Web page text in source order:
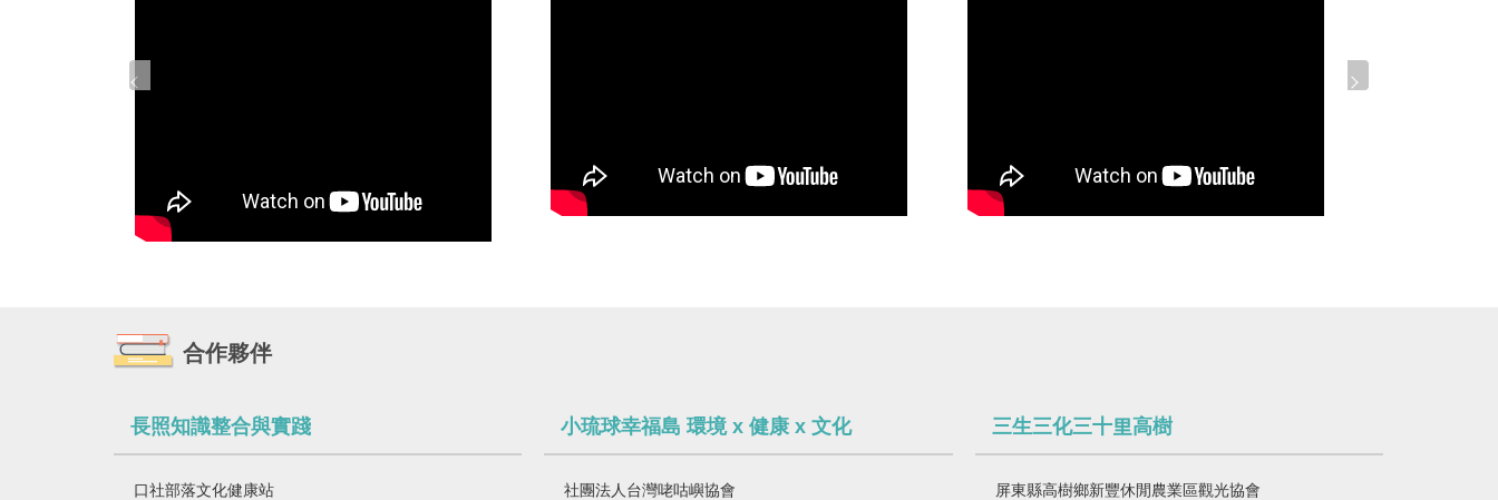
合作夥伴
長照知識整合與實踐
口社部落文化健康站
小琉球幸福島 環境 x 健康 x 文化
社團法人台灣咾咕嶼協會
三生三化三十里高樹
屏東縣高樹鄉新豐休閒農業區觀光協會